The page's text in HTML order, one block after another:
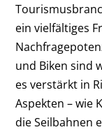
ein vielfältiges
und Biken sind
es verstärkt in
Aspekten – wie
die Seilbahnen